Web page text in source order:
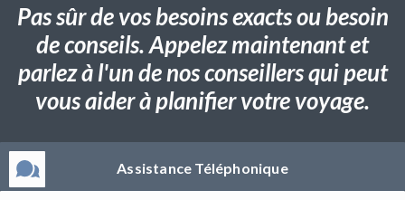
Pas sûr de vos besoins exacts ou besoin
de conseils. Appelez maintenant et
parlez à l'un de nos conseillers qui peut
vous aider à planifier votre voyage.
Assistance Téléphonique